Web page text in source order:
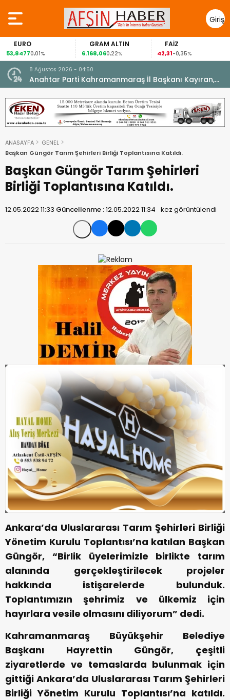
Giriş
Yap
EURO
53,84770,01%
GRAM ALTIN
6.168,060,22%
FAİZ
42,31-0,35%
8 Ağustos 2026 - 04:50
Anahtar Parti Kahramanmaraş İl Başkanı Kayıran,
Afşin Teşkilatı ile buluştu.
ANASAYFA
GENEL
Başkan Güngör Tarım Şehirleri Birliği Toplantısına Katıldı.
Başkan Güngör Tarım Şehirleri
Birliği Toplantısına Katıldı.
12.05.2022 11:33 Güncellenme :12.05.2022 11:34 kez görüntülendi
Ankara’da Uluslararası Tarım Şehirleri Birliği
Yönetim Kurulu Toplantısı’na katılan Başkan
Güngör, “Birlik üyelerimizle birlikte tarım
alanında gerçekleştirilecek projeler
hakkında istişarelerde bulunduk.
Toplantımızın şehrimiz ve ülkemiz için
hayırlara vesile olmasını diliyorum” dedi.
Kahramanmaraş Büyükşehir Belediye
Başkanı Hayrettin Güngör, çeşitli
ziyaretlerde ve temaslarda bulunmak için
gittiği Ankara’da Uluslararası Tarım Şehirleri
Birliği Yönetim Kurulu Toplantısı’na katıldı.